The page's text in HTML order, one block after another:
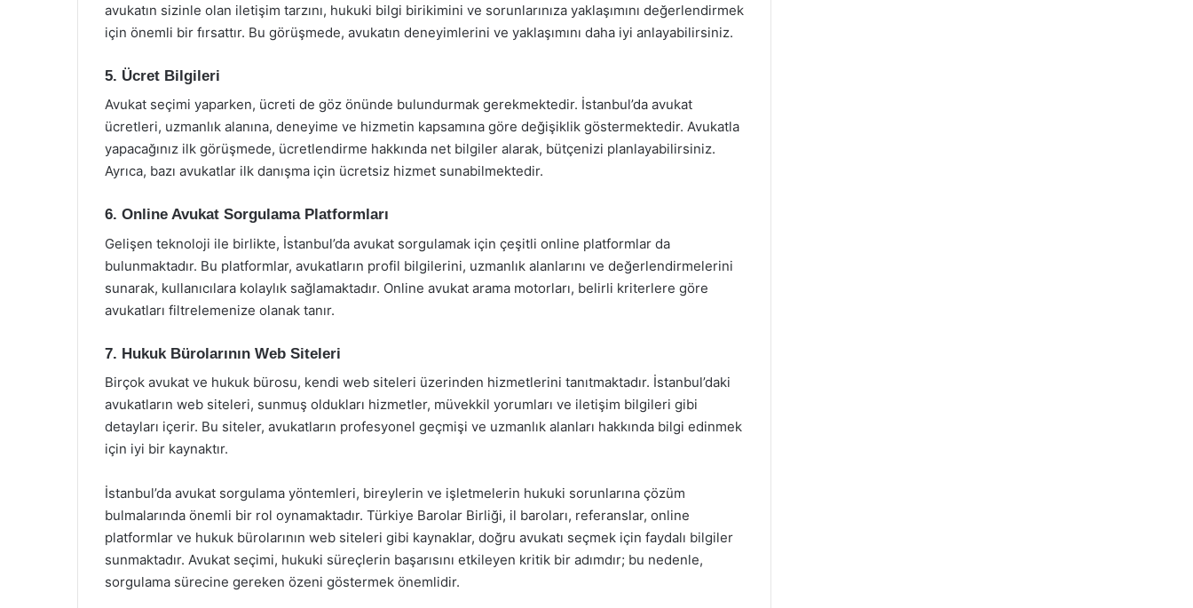
avukatın sizinle olan iletişim tarzını, hukuki bilgi birikimini ve sorunlarınıza yaklaşımını değerlendirmek
için önemli bir fırsattır. Bu görüşmede, avukatın deneyimlerini ve yaklaşımını daha iyi anlayabilirsiniz.
5. Ücret Bilgileri
Avukat seçimi yaparken, ücreti de göz önünde bulundurmak gerekmektedir. İstanbul’da avukat
ücretleri, uzmanlık alanına, deneyime ve hizmetin kapsamına göre değişiklik göstermektedir. Avukatla
yapacağınız ilk görüşmede, ücretlendirme hakkında net bilgiler alarak, bütçenizi planlayabilirsiniz.
Ayrıca, bazı avukatlar ilk danışma için ücretsiz hizmet sunabilmektedir.
6. Online Avukat Sorgulama Platformları
Gelişen teknoloji ile birlikte, İstanbul’da avukat sorgulamak için çeşitli online platformlar da
bulunmaktadır. Bu platformlar, avukatların profil bilgilerini, uzmanlık alanlarını ve değerlendirmelerini
sunarak, kullanıcılara kolaylık sağlamaktadır. Online avukat arama motorları, belirli kriterlere göre
avukatları filtrelemenize olanak tanır.
7. Hukuk Bürolarının Web Siteleri
Birçok avukat ve hukuk bürosu, kendi web siteleri üzerinden hizmetlerini tanıtmaktadır. İstanbul’daki
avukatların web siteleri, sunmuş oldukları hizmetler, müvekkil yorumları ve iletişim bilgileri gibi
detayları içerir. Bu siteler, avukatların profesyonel geçmişi ve uzmanlık alanları hakkında bilgi edinmek
için iyi bir kaynaktır.
İstanbul’da avukat sorgulama yöntemleri, bireylerin ve işletmelerin hukuki sorunlarına çözüm
bulmalarında önemli bir rol oynamaktadır. Türkiye Barolar Birliği, il baroları, referanslar, online
platformlar ve hukuk bürolarının web siteleri gibi kaynaklar, doğru avukatı seçmek için faydalı bilgiler
sunmaktadır. Avukat seçimi, hukuki süreçlerin başarısını etkileyen kritik bir adımdır; bu nedenle,
sorgulama sürecine gereken özeni göstermek önemlidir.